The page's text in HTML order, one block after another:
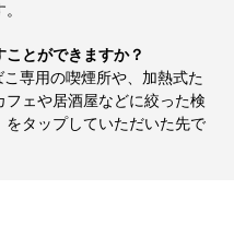
とができますか？
専用の喫煙所や、加熱式た
ェや居酒屋などに絞った検
タップしていただいた先で